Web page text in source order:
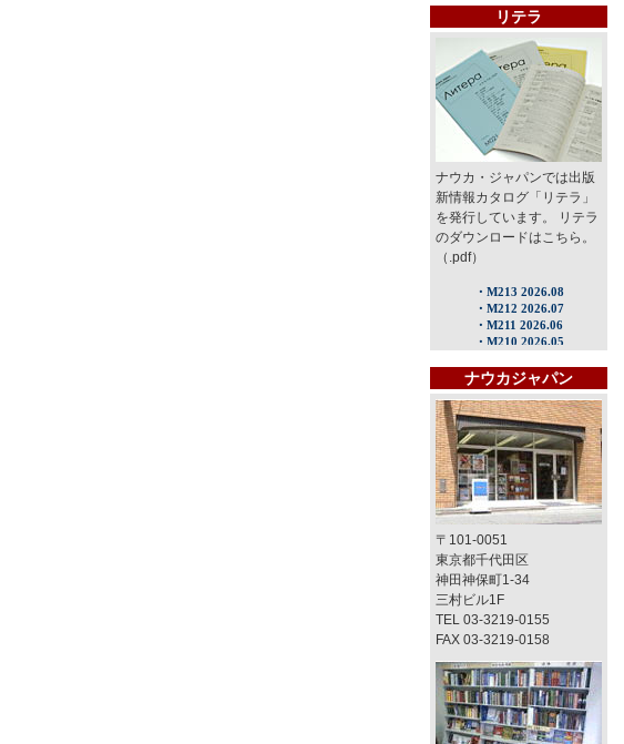
リテラ
ナウカ・ジャパンでは出版
新情報カタログ「リテラ」
を発行しています。 リテラ
のダウンロードはこちら。
（.pdf）
ナウカジャパン
〒101-0051
東京都千代田区
神田神保町1-34
三村ビル1F
TEL 03-3219-0155
FAX 03-3219-0158